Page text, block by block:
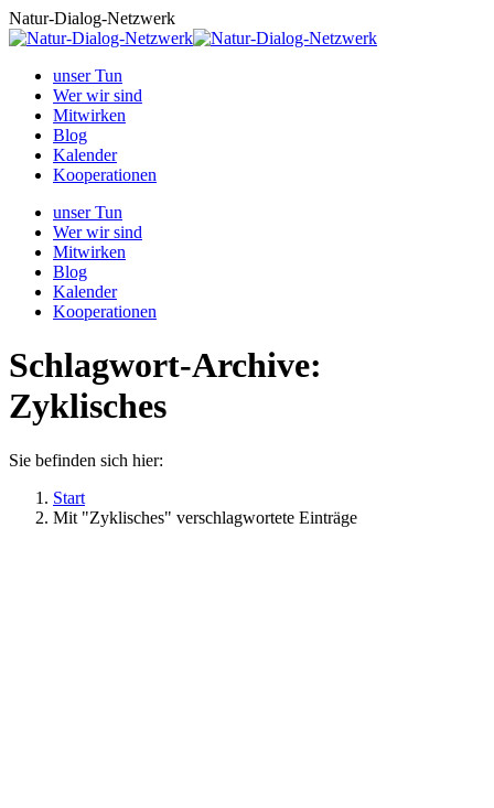
Zum
Inhalt
Natur-Dialog-Netzwerk
unser Tun
Wer wir sind
Mitwirken
Blog
Kalender
Kooperationen
unser Tun
Wer wir sind
Mitwirken
Blog
Kalender
Kooperationen
Schlagwort-Archive:
Zyklisches
Sie befinden sich hier:
Start
Mit "Zyklisches" verschlagwortete Einträge